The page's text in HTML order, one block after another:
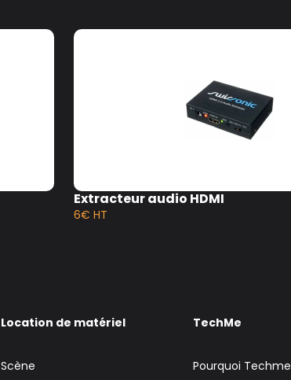
Extracteur audio HDMI
6€ HT
Location de matériel
Scène
TechMe
Pourquoi Techme